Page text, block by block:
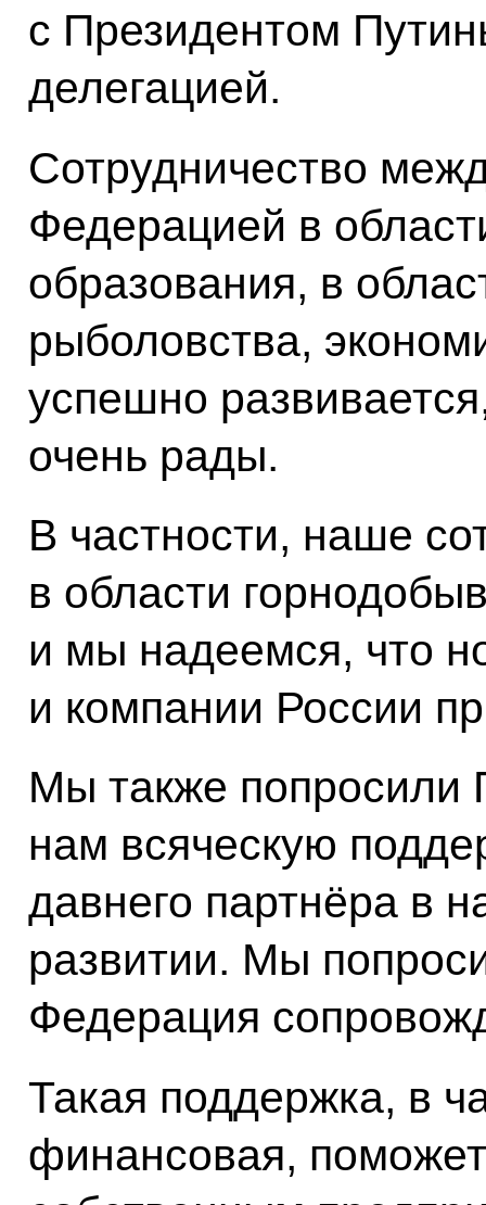
с Президентом
делегацией.
Сотрудничество
Федерацией в
образования, в
рыболовства,
успешно
очень рады.
В частности, наше
в области
и мы надеемся, что
и компании России
Мы также попросили
нам всяческую
давнего партнёра в
развитии. Мы
Федерация
Такая поддержка, в
финансовая,